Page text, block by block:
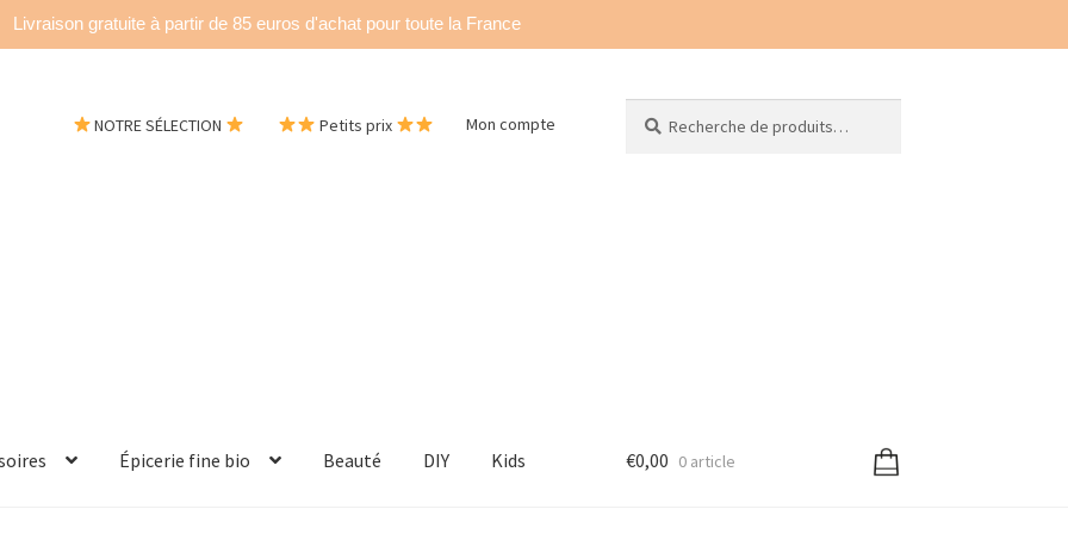
Livraison gratuite à partir de 85 euros d'achat pour toute la France
NOTRE SÉLECTION Petits prix Mon compte
pour :
Épicerie fine bio Beauté DIY Kids €0,00 0 article